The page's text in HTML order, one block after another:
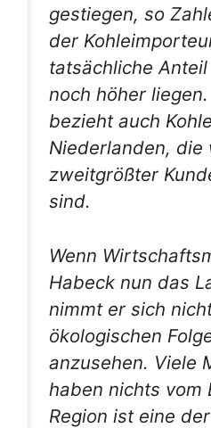
gestiegen, so
der
tatsächliche
noch höher
bezieht auch
Niederlanden, die
zweitgrößter
sind.
Wenn
Habeck nun das
nimmt er sich
ökologischen
anzusehen. Viele
haben nichts vom
Region ist eine